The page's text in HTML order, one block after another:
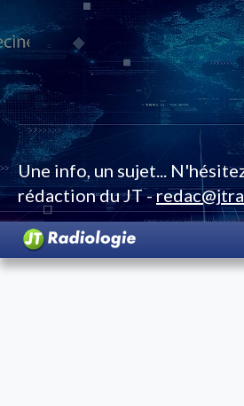
Une info, un sujet...
rédaction du JT -